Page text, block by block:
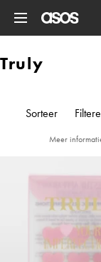
Truly
Sorteer
Meer